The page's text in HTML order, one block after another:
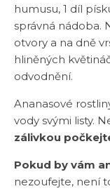
humusu, 1 díl
správná nádoba.
otvory a na dně
hliněných
odvodnění.
Ananasové
vody svými listy.
zálivkou
Pokud by vám
nezoufejte, není